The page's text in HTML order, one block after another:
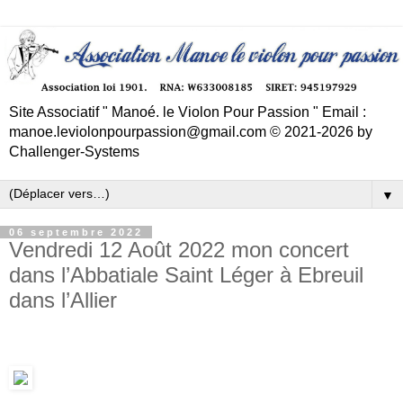
Site Associatif " Manoé. le Violon Pour Passion " Email :
manoe.leviolonpourpassion@gmail.com © 2021-2026 by
Challenger-Systems
▼
06 septembre 2022
Vendredi 12 Août 2022 mon concert
dans l’Abbatiale Saint Léger à Ebreuil
dans l’Allier